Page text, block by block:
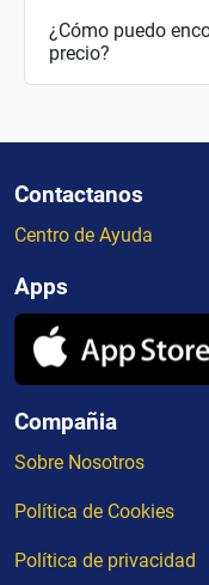
¿Cómo puedo
precio?
Contactanos
Centro de Ayuda
Apps
Compañia
Sobre Nosotros
Política de Cookies
Política de privacidad